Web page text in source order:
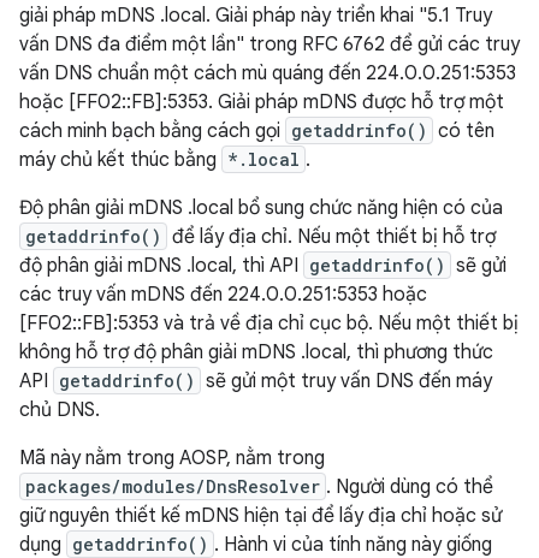
giải pháp mDNS .local. Giải pháp này triển khai "5.1 Truy
vấn DNS đa điểm một lần" trong RFC 6762 để gửi các truy
vấn DNS chuẩn một cách mù quáng đến 224.0.0.251:5353
hoặc [FF02::FB]:5353. Giải pháp mDNS được hỗ trợ một
cách minh bạch bằng cách gọi getaddrinfo() có tên
máy chủ kết thúc bằng *.local .
Độ phân giải mDNS .local bổ sung chức năng hiện có của
getaddrinfo() để lấy địa chỉ. Nếu một thiết bị hỗ trợ
độ phân giải mDNS .local, thì API getaddrinfo() sẽ gửi
các truy vấn mDNS đến 224.0.0.251:5353 hoặc
[FF02::FB]:5353 và trả về địa chỉ cục bộ. Nếu một thiết bị
không hỗ trợ độ phân giải mDNS .local, thì phương thức
API getaddrinfo() sẽ gửi một truy vấn DNS đến máy
chủ DNS.
Mã này nằm trong AOSP, nằm trong
packages/modules/DnsResolver . Người dùng có thể
giữ nguyên thiết kế mDNS hiện tại để lấy địa chỉ hoặc sử
dụng getaddrinfo() . Hành vi của tính năng này giống